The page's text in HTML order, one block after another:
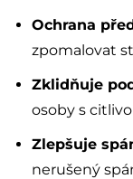
Ochrana
zpomalovat
Zklidňuje
osoby s
Zlepšuje
nerušený